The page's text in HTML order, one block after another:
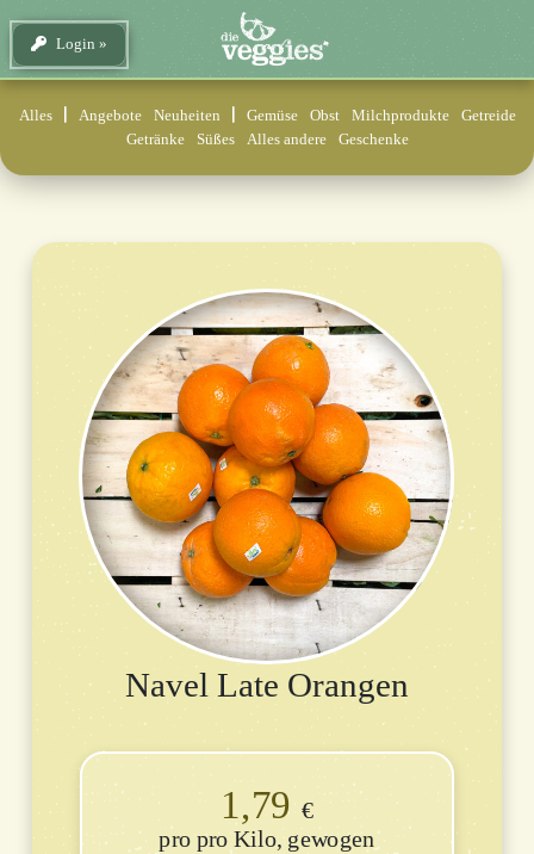
Login
Alles Angebote Neuheiten Gemüse Obst Milchprodukte
Getreide
Getränke
Süßes Alles andere Geschenke
Navel Late Orangen
1,79 €
pro Kilo, gewogen